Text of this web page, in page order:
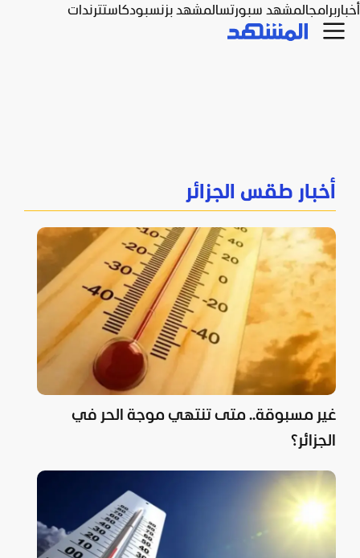
أخباربرامجالمشهد سبورتسالمشهد بزنسبودكاستترندات
أخبار طقس الجزائر
غير مسبوقة.. متى تنتهي موجة الحر في
الجزائر؟